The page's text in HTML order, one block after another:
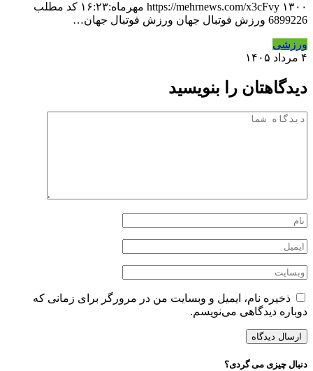
https://mehrnews.com/x3cFvy ۱۳۰۰ مهرماه:۱۶:۲۳ کد مطلب
6899226 ورزش فوتبال جهان ورزش فوتبال جهان…
ورزشی
۴ مرداد ۱۴۰۵
دیدگاهتان را بنویسید
ذخیره نام، ایمیل و وبسایت من در مرورگر برای زمانی که
دوباره دیدگاهی می‌نویسم.
دنبال چیزی می گردی؟